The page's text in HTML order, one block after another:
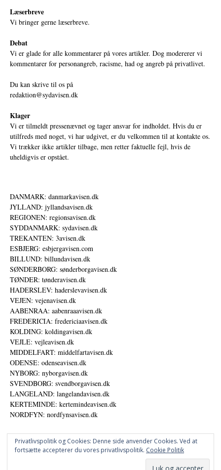
Læserbreve
Vi bringer gerne læserbreve.
Debat
Vi er glade for alle kommentarer på vores artikler. Dog modererer vi
kommentarer for personangreb, racisme, had og angreb på privatlivet.
Du kan skrive til os på
redaktion@sydavisen.dk
Klager
Vi er tilmeldt pressenævnet og tager ansvar for indholdet. Hvis du er
utilfreds med noget, vi har udgivet, er du velkommen til at kontakte os.
Vi trækker ikke artikler tilbage, men retter faktuelle fejl, hvis de
uheldigvis er opstået.
DANMARK: danmarkavisen.dk
JYLLAND: jyllandsavisen.dk
REGIONEN: regionsavisen.dk
SYDDANMARK: sydavisen.dk
TREKANTEN: 3avisen.dk
ESBJERG: esbjergavisen.com
BILLUND: billundavisen.dk
SØNDERBORG: sønderborgavisen.dk
TØNDER: tønderavisen.dk
HADERSLEV: haderslevavisen.dk
VEJEN: vejenavisen.dk
AABENRAA: aabenraaavisen.dk
FREDERICIA: fredericiaavisen.dk
KOLDING: koldingavisen.dk
VEJLE: vejleavisen.dk
MIDDELFART: middelfartavisen.dk
ODENSE: odenseavisen.dk
NYBORG: nyborgavisen.dk
SVENDBORG: svendborgavisen.dk
LANGELAND: langelandavisen.dk
KERTEMINDE: kertemindeavisen.dk
NORDFYN: nordfynsavisen.dk
Privatlivspolitik og Cookies: Denne side anvender Cookies. Ved at
fortsætte accepterer du vores privatlivspolitik. Cookie Politik